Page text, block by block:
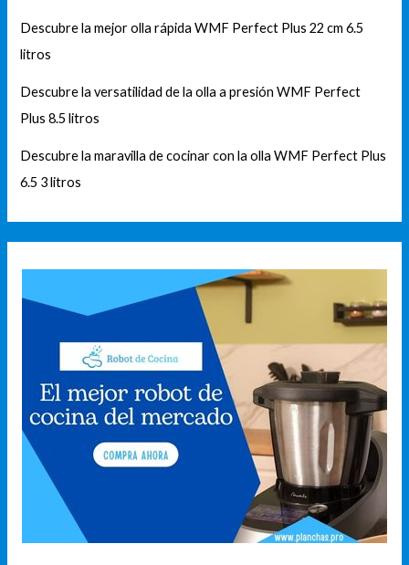
Descubre la mejor olla rápida WMF Perfect Plus 22 cm 6.5
litros
Descubre la versatilidad de la olla a presión WMF Perfect
Plus 8.5 litros
Descubre la maravilla de cocinar con la olla WMF Perfect Plus
6.5 3 litros